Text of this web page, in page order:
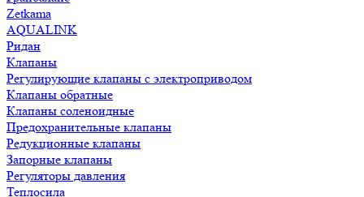
Zetkama
AQUALINK
Ридан
Клапаны
Регулирующие клапаны с электроприводом
Клапаны обратные
Клапаны соленоидные
Предохранительные клапаны
Редукционные клапаны
Запорные клапаны
Регуляторы давления
Теплосила